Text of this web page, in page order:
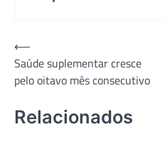
Navegação
de
Post
⟵
Saúde suplementar cresce
pelo oitavo mês consecutivo
Relacionados